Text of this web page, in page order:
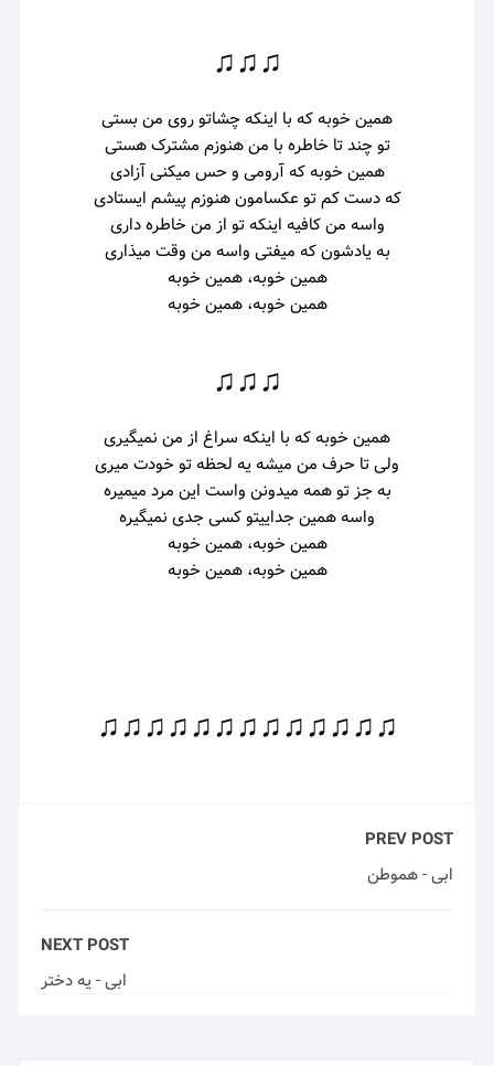
♫♫♫
همین خوبه که با اینکه چشاتو روی من بستی
تو چند تا خاطره با من هنوزم مشترک هستی
همین خوبه که آرومی و حس میکنی آزادی
که دست کم تو عکسامون هنوزم پیشم ایستادی
واسه من کافیه اینکه تو از من خاطره داری
به یادشون که میفتی واسه من وقت میذاری
همین خوبه، همین خوبه
همین خوبه، همین خوبه
♫♫♫
همین خوبه که با اینکه سراغ از من نمیگیری
ولی تا حرف من میشه یه لحظه تو خودت میری
به جز تو همه میدونن واست این مرد میمیره
واسه همین جداییتو کسی جدی نمیگیره
همین خوبه، همین خوبه
همین خوبه، همین خوبه
♫♫♫♫♫♫♫♫♫♫♫♫♫
PREV POST
ابی - هموطن
NEXT POST
ابی - یه دختر